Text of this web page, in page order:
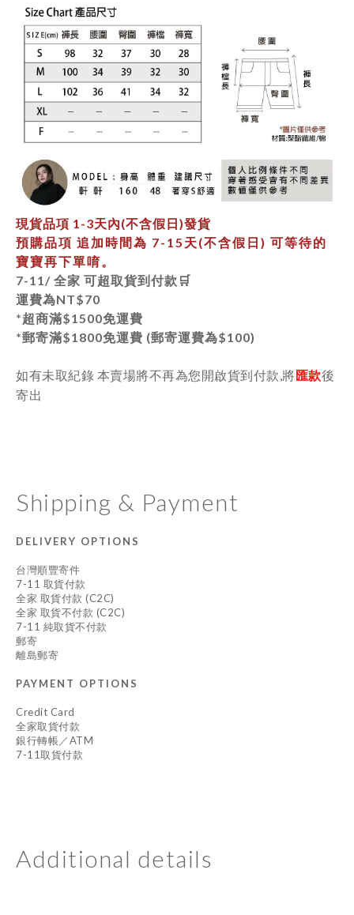
現貨品項 1-3天內(不含假日)發貨
預購品項 追加時間為 7-15天(不含假日) 可等待的
寶寶再下單唷。
7-11/ 全家 可超取貨到付款🛒
運費為NT$70
*超商滿$1500免運費
*郵寄滿$1800免運費 (郵寄運費為$100)
如有未取紀錄 本賣場將不再為您開啟貨到付款,將匯款後
寄出
Shipping & Payment
DELIVERY OPTIONS
台灣順豐寄件
7-11 取貨付款
全家 取貨付款 (C2C)
全家 取貨不付款 (C2C)
7-11 純取貨不付款
郵寄
離島郵寄
PAYMENT OPTIONS
Credit Card
全家取貨付款
銀行轉帳／ATM
7-11取貨付款
Additional details